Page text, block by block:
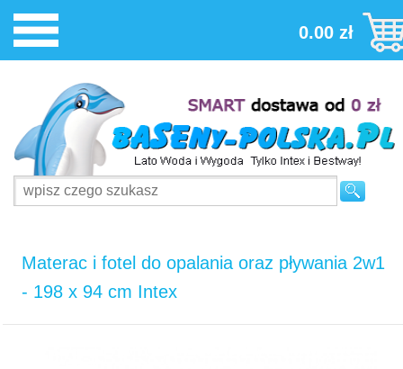
0.00 zł
Materac i fotel do opalania oraz pływania 2w1
- 198 x 94 cm Intex